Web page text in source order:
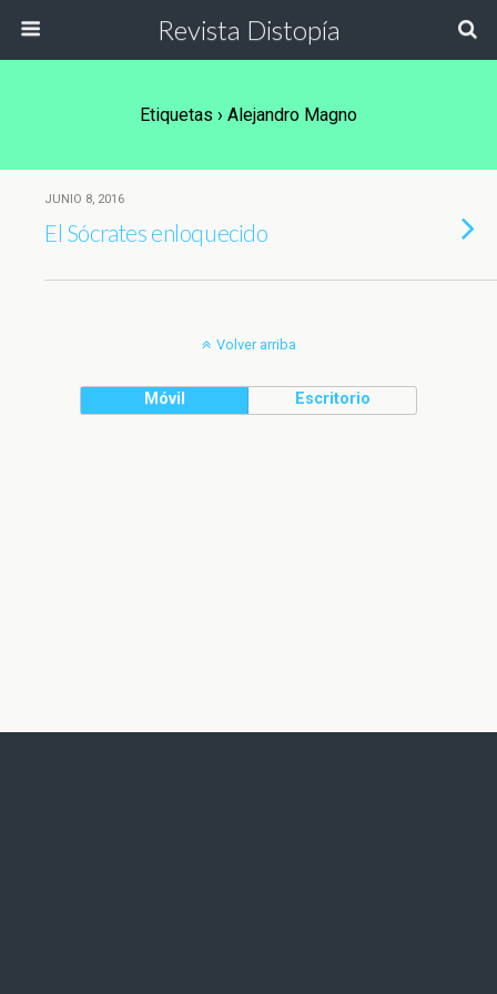
Revista Distopía
Etiquetas › Alejandro Magno
JUNIO 8, 2016
El Sócrates enloquecido
Volver arriba
Móvil Escritorio